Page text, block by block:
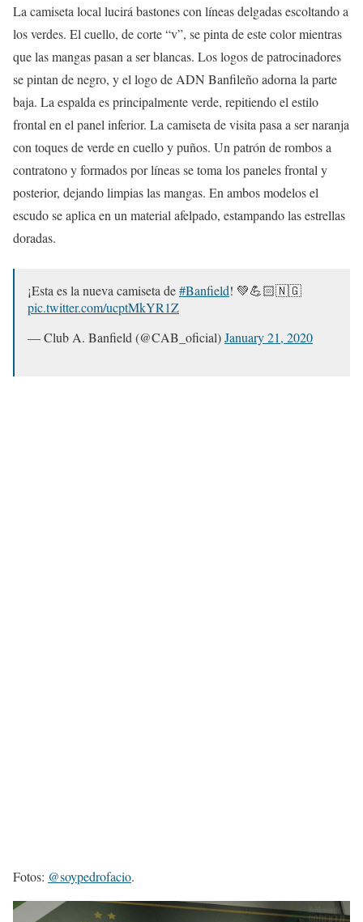
La camiseta local lucirá bastones con líneas delgadas escoltando a
los verdes. El cuello, de corte “v”, se pinta de este color mientras
que las mangas pasan a ser blancas. Los logos de patrocinadores
se pintan de negro, y el logo de ADN Banfileño adorna la parte
baja. La espalda es principalmente verde, repitiendo el estilo
frontal en el panel inferior. La camiseta de visita pasa a ser naranja
con toques de verde en cuello y puños. Un patrón de rombos a
contratono y formados por líneas se toma los paneles frontal y
posterior, dejando limpias las mangas. En ambos modelos el
escudo se aplica en un material afelpado, estampando las estrellas
doradas.
¡Esta es la nueva camiseta de#Banfield! 💚💪🏻🇳🇬
pic.twitter.com/ucptMkYR1Z
— Club A. Banfield (@CAB_oficial)January 21, 2020
Fotos: @soypedrofacio.